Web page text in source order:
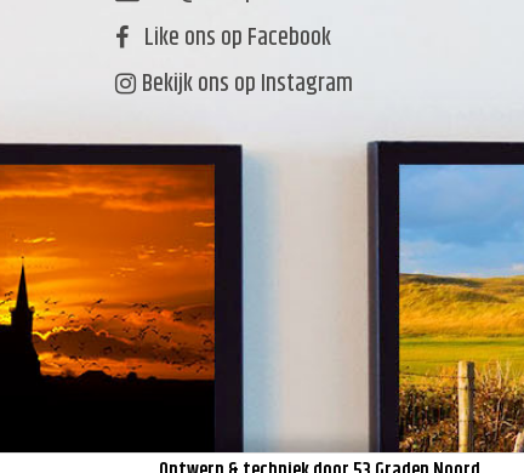
Like ons op Facebook
Bekijk ons op Instagram